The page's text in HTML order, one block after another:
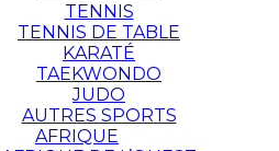
TENNIS
TENNIS DE TABLE
KARATÉ
TAEKWONDO
JUDO
AUTRES SPORTS
AFRIQUE